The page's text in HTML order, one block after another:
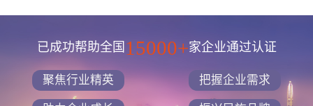
已成功帮助全国 15000+家企业通过认证
聚焦行业精英 把握企业需求